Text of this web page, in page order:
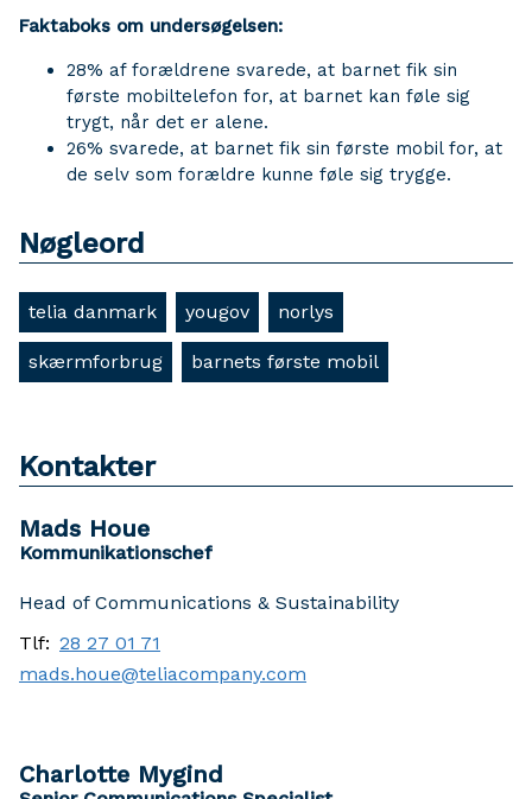
Faktaboks om undersøgelsen:
28% af forældrene svarede, at barnet fik sin
første mobiltelefon for, at barnet kan føle sig
trygt, når det er alene.
26% svarede, at barnet fik sin første mobil for, at
de selv som forældre kunne føle sig trygge.
Nøgleord
telia danmark yougov norlys
skærmforbrug barnets første mobil
Kontakter
Mads Houe
Kommunikationschef
Head of Communications & Sustainability
Tlf: 28 27 01 71
mads.houe@teliacompany.com
Charlotte Mygind